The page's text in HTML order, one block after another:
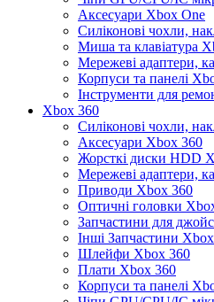
Аксесуари Xbox One
Силіконові чохли,
Миша та клавіатура
Мережеві адаптери,
Корпуси та панелі
Інструменти для
Xbox 360
Силіконові чохли,
Аксесуари Xbox 360
Жорсткі диски HDD
Мережеві адаптери,
Приводи Xbox 360
Оптичні головки
Запчастини для
Інші Запчастини
Шлейфи Xbox 360
Плати Xbox 360
Корпуси та панелі